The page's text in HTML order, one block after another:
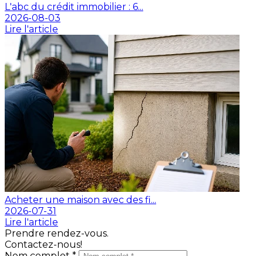
L'abc du crédit immobilier : 6...
2026-08-03
Lire l'article
Acheter une maison avec des fi...
2026-07-31
Lire l'article
Prendre rendez-vous.
Contactez-nous!